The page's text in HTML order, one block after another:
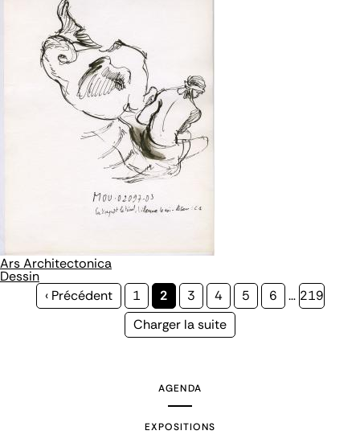
Ars Architectonica
Dessin
Page
‹ Précédent Page
1
Page
courante
2 Page
3 Page
4 Page
5 Page
6 … Page
219
Page
Charger la suite
AGENDA
EXPOSITIONS